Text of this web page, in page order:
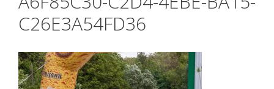
C26E3A54FD36